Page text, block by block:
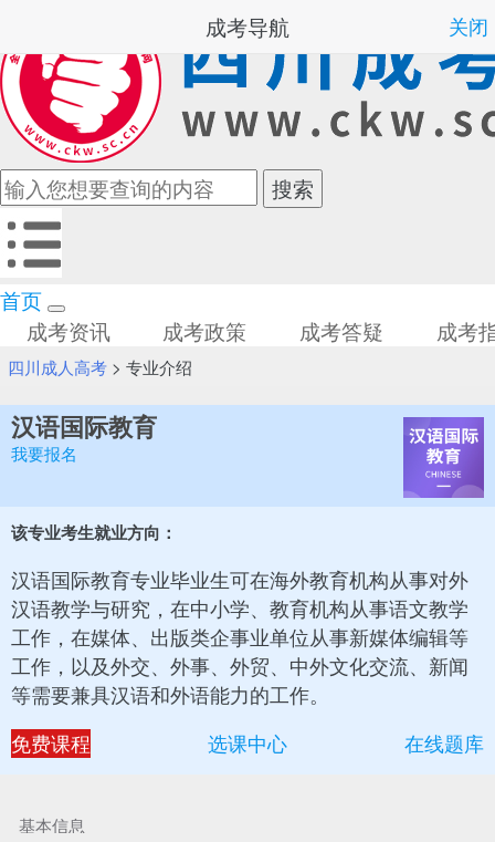
首页
成考资讯
成考政策 成考答疑 成考
四川成人高考> 专业介绍
汉语国际教育
我要报名
该专业考生就业方向：
汉语国际教育专业毕业生可在海外教育机构从事对外
汉语教学与研究，在中小学、教育机构从事语文教学
工作，在媒体、出版类企事业单位从事新媒体编辑等
工作，以及外交、外事、外贸、中外文化交流、新闻
等需要兼具汉语和外语能力的工作。
免费课程
选课中心 在线题库
基本信息
成考导航 关闭